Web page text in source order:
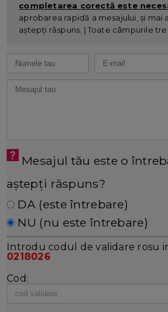
completarea corectă este
aprobarea rapidă a mesajului, și mai
aștepți răspuns. | Toate câmpurile
Mesajul tău este o
aștepți răspuns?
DA (este întrebare)
NU (nu este întrebare)
Introdu codul de validare rosu
0218026
Cod: